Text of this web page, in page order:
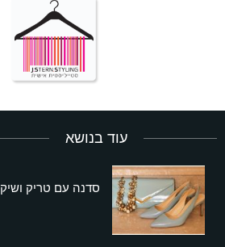
עוד בנושא
סדנה עם טריק ושיק